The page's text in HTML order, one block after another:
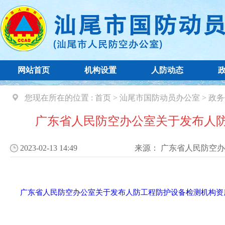
网站首页 机构设置 人防动态
您现在所在的位置 : 首页 > 汕尾市国防动员办公室 > 政
广东省人民防空办公室关于发布人
2023-02-13 14:49 来源： 广东省人民防空
广东省人民防空办公室关于发布人防工程防护设备检测机构